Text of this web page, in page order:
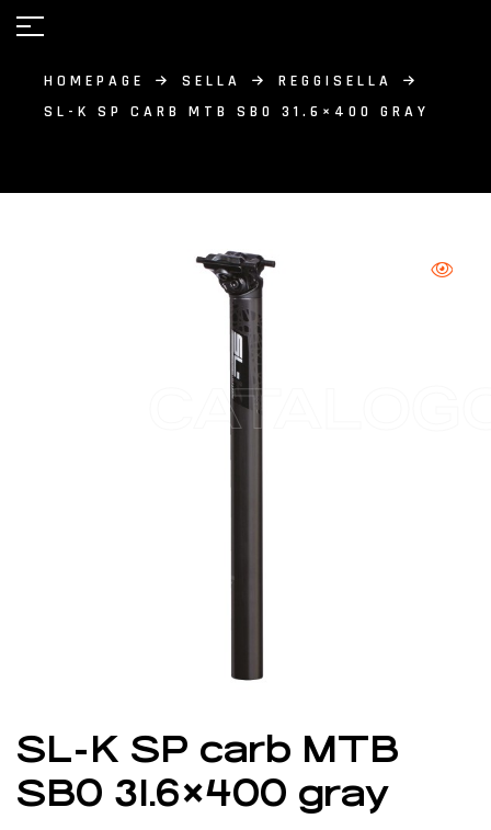
HOMEPAGE SELLA
REGGISELLA
SL-K SP CARB MTB SB0 31.6×400 GRAY
SL-K SP carb MTB
SB0 31.6×400 gray